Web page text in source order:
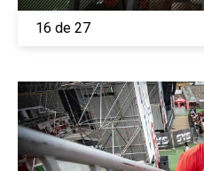
16 de 27